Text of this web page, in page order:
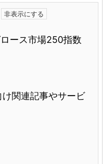
ース市場250指数
関連記事やサービ